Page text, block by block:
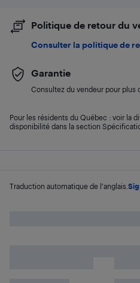
Traduction automatique de l'anglais.
Politique de retour du
Consulter la politique de
Garantie
Consultez du vendeur pour plus
Pour les résidents du Québec : voir la
disponibilité dans la section